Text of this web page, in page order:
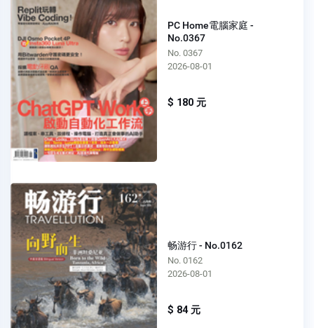
PC Home電腦家庭 -
No.0367
No. 0367
2026-08-01
$ 180 元
畅游行 - No.0162
No. 0162
2026-08-01
$ 84 元